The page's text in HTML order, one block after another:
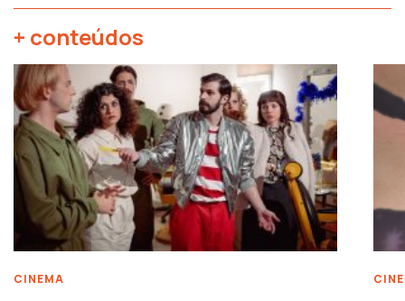
+ conteúdos
CINEMA